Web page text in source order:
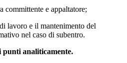
committente e appaltatore;
lavoro e il mantenimento del
nel caso di subentro.
punti analiticamente.